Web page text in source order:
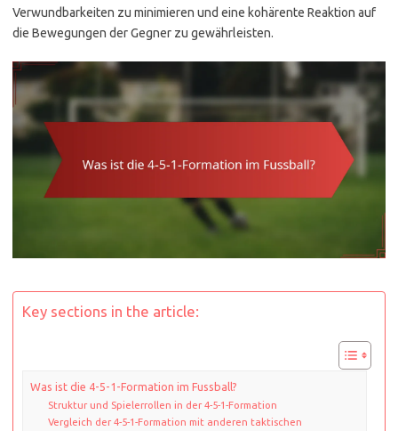
Verwundbarkeiten zu minimieren und eine kohärente Reaktion auf
die Bewegungen der Gegner zu gewährleisten.
Key sections in the article:
Was ist die 4-5-1-Formation im Fussball?
Struktur und Spielerrollen in der 4-5-1-Formation
Vergleich der 4-5-1-Formation mit anderen taktischen